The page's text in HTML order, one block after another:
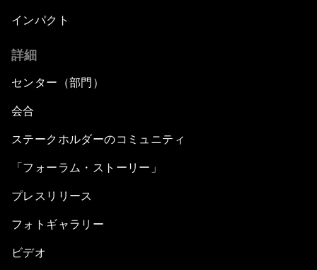
インパクト
詳細
センター（部門）
会合
ステークホルダーのコミュニティ
「フォーラム・ストーリー」
プレスリリース
フォトギャラリー
ビデオ